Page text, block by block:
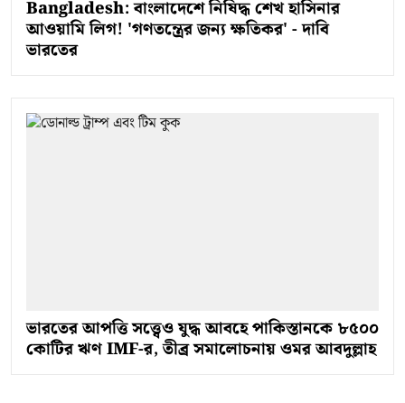
Bangladesh: বাংলাদেশে নিষিদ্ধ শেখ হাসিনার
আওয়ামি লিগ! 'গণতন্ত্রের জন্য ক্ষতিকর' - দাবি
ভারতের
ভারতের আপত্তি সত্ত্বেও যুদ্ধ আবহে পাকিস্তানকে ৮৫০০
কোটির ঋণ IMF-র, তীব্র সমালোচনায় ওমর আবদুল্লাহ